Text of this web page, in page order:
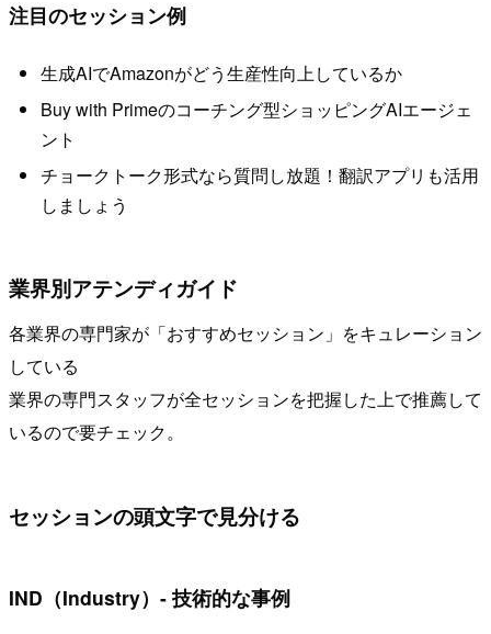
注目のセッション例
生成AIでAmazonがどう生産性向上しているか
Buy with Primeのコーチング型ショッピングAIエージェ
ント
チョークトーク形式なら質問し放題！翻訳アプリも活用
しましょう
業界別アテンディガイド
各業界の専門家が「おすすめセッション」をキュレーション
している
業界の専門スタッフが全セッションを把握した上で推薦して
いるので要チェック。
セッションの頭文字で見分ける
IND（Industry）- 技術的な事例